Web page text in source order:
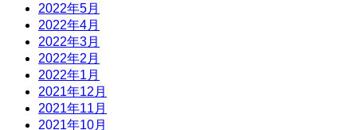
2022年5月
2022年4月
2022年3月
2022年2月
2022年1月
2021年12月
2021年11月
2021年10月